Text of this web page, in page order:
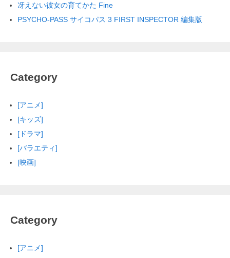
冴えない彼女の育てかた Fine
PSYCHO-PASS サイコパス 3 FIRST INSPECTOR 編集版
Category
[アニメ]
[キッズ]
[ドラマ]
[バラエティ]
[映画]
Category
[アニメ]